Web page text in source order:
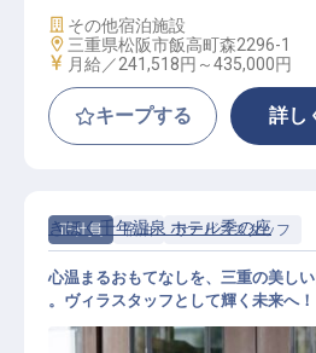
施設業態
その他宿泊施設
勤務地
三重県松阪市飯高町森2296-1
給与
月給／241,518円～435,000円
キープする 詳し
正社員 宿泊 サービススタッフ
きほく千年温泉 ホテル季の座
心温まるおもてなしを、三重の美し
。ヴィラスタッフとして輝く未来へ！